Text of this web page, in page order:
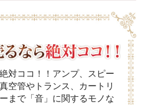
対ココ！！アンプ、スピー
空管やトランス、カートリ
まで「音」に関するモノな